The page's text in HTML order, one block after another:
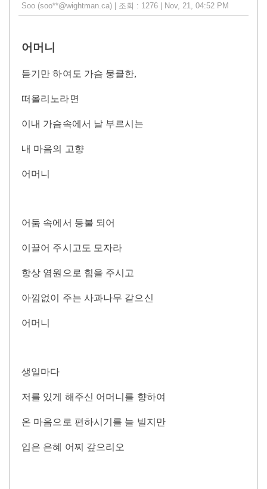
Soo (soo**@wightman.ca) | 조회 : 1276 | Nov, 21, 04:52 PM
어머니
듣기만 하여도 가슴 뭉클한,
떠올리노라면
이내 가슴속에서 날 부르시는
내 마음의 고향
어머니
어둠 속에서 등불 되어
이끌어 주시고도 모자라
항상 염원으로 힘을 주시고
아낌없이 주는 사과나무 같으신
어머니
생일마다
저를 있게 해주신 어머니를 향하여
온 마음으로 편하시기를 늘 빌지만
입은 은혜 어찌 갚으리오